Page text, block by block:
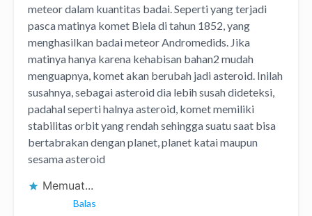
meteor dalam kuantitas badai. Seperti yang terjadi
pasca matinya komet Biela di tahun 1852, yang
menghasilkan badai meteor Andromedids. Jika
matinya hanya karena kehabisan bahan2 mudah
menguapnya, komet akan berubah jadi asteroid. Inilah
susahnya, sebagai asteroid dia lebih susah dideteksi,
padahal seperti halnya asteroid, komet memiliki
stabilitas orbit yang rendah sehingga suatu saat bisa
bertabrakan dengan planet, planet katai maupun
sesama asteroid
Memuat...
Balas